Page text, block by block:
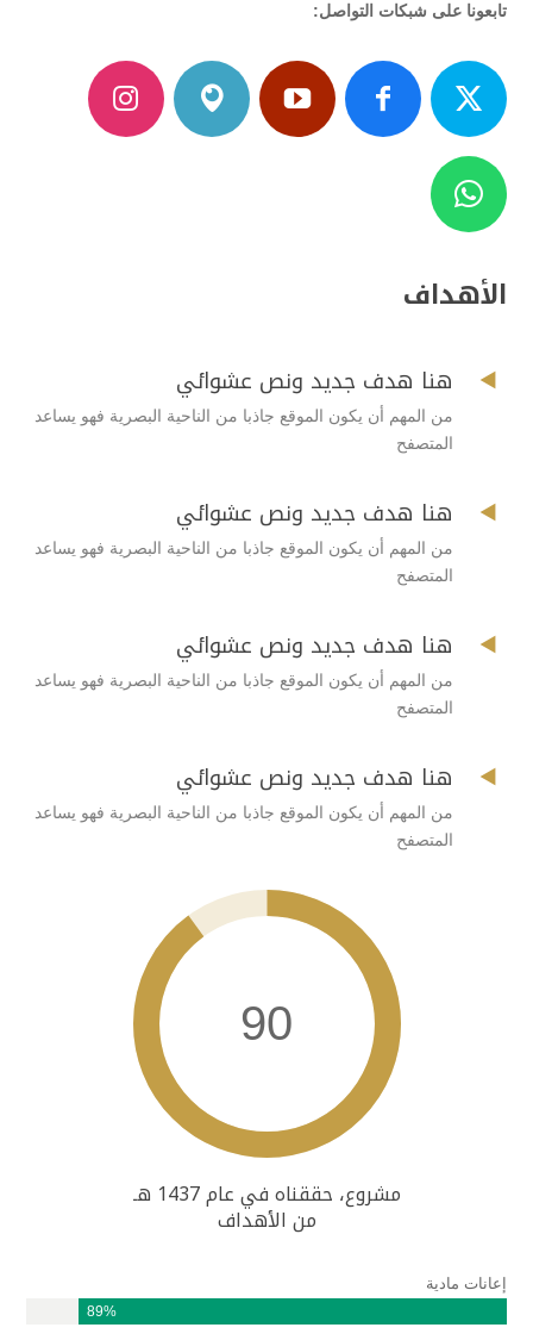
تابعونا على شبكات التواصل:
الأهداف
 هنا هدف جديد ونص عشوائي
من المهم أن يكون الموقع جاذبا من الناحية البصرية فهو يساعد
المتصفح
 هنا هدف جديد ونص عشوائي
من المهم أن يكون الموقع جاذبا من الناحية البصرية فهو يساعد
المتصفح
 هنا هدف جديد ونص عشوائي
من المهم أن يكون الموقع جاذبا من الناحية البصرية فهو يساعد
المتصفح
 هنا هدف جديد ونص عشوائي
من المهم أن يكون الموقع جاذبا من الناحية البصرية فهو يساعد
المتصفح
90
مشروع، حققناه في عام 1437 هـ
من الأهداف
إعانات مادية
89%